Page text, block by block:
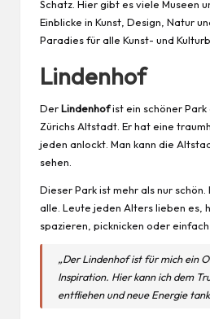
Schatz. Hier gibt es viele Museen
Einblicke in Kunst, Design, Natur
Paradies für alle Kunst- und
Lindenhof
DerLindenhofist ein schöner Park
Zürichs Altstadt. Er hat eine
jeden anlockt. Man kann die
sehen.
Dieser Park ist mehr als nur
alle. Leute jeden Alters lieben es,
spazieren, picknicken oder einfach
„Der Lindenhof ist für mich ein
Inspiration. Hier kann ich dem
entfliehen und neue Energie